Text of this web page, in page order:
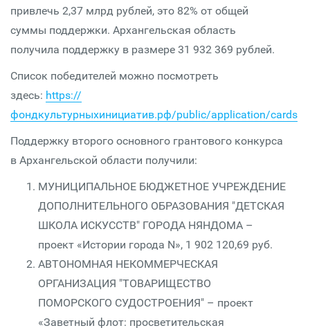
привлечь 2,37 млрд рублей, это 82% от общей
суммы поддержки. Архангельская область
получила поддержку в размере 31 932 369 рублей.
Список победителей можно посмотреть
здесь: https://
фондкультурныхинициатив.рф/public/application/cards
Поддержку второго основного грантового конкурса
в Архангельской области получили:
МУНИЦИПАЛЬНОЕ БЮДЖЕТНОЕ УЧРЕЖДЕНИЕ
ДОПОЛНИТЕЛЬНОГО ОБРАЗОВАНИЯ "ДЕТСКАЯ
ШКОЛА ИСКУССТВ" ГОРОДА НЯНДОМА –
проект «Истории города N», 1 902 120,69 руб.
АВТОНОМНАЯ НЕКОММЕРЧЕСКАЯ
ОРГАНИЗАЦИЯ "ТОВАРИЩЕСТВО
ПОМОРСКОГО СУДОСТРОЕНИЯ" – проект
«Заветный флот: просветительская